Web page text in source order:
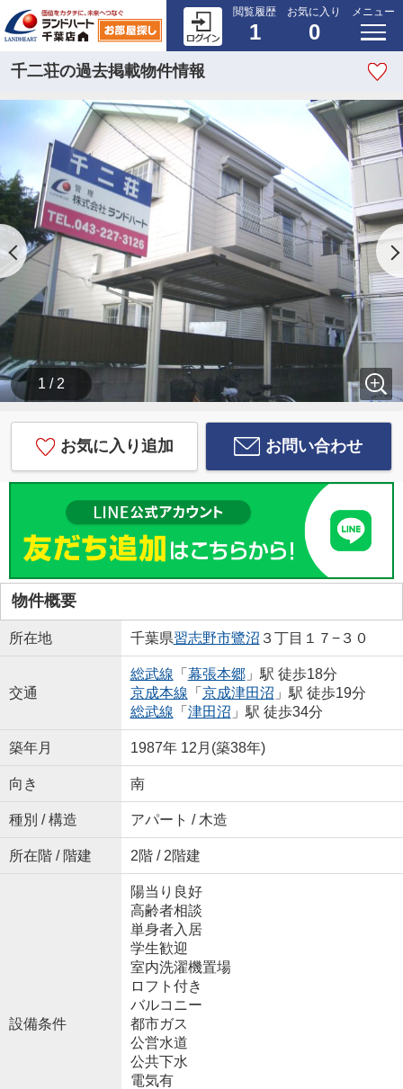
閲覧履歴
1
お気に入り
0
メニュー
千二荘の過去掲載物件情報
1 / 2
お気に入り追加 お問い合わせ
物件概要
所在地 千葉県習志野市鷺沼 ３丁目１７−３０
交通
総武線 「 幕張本郷」駅 徒歩18分
京成本線 「 京成津田沼 」駅 徒歩19分
総武線 「 津田沼 」駅 徒歩34分
築年月 1987年 12月(築38年)
向き 南
種別 / 構造 アパート / 木造
所在階 / 階建 2階 / 2階建
設備条件
陽当り良好
高齢者相談
単身者入居
学生歓迎
室内洗濯機置場
ロフト付き
バルコニー
都市ガス
公営水道
公共下水
電気有